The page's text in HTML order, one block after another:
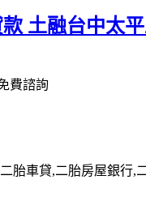
土融台中太
費諮詢
胎車貸,二胎房屋銀行,